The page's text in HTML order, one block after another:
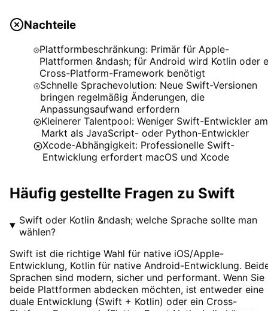
Nachteile
Plattformbeschränkung: Primär für Apple-
Plattformen &ndash; für Android wird Kotlin oder
Cross-Platform-Framework benötigt
Schnelle Sprachevolution: Neue Swift-Versionen
bringen regelmäßig Änderungen, die
Anpassungsaufwand erfordern
Kleinerer Talentpool: Weniger Swift-Entwickler am
Markt als JavaScript- oder Python-Entwickler
Xcode-Abhängigkeit: Professionelle Swift-
Entwicklung erfordert macOS und Xcode
Häufig gestellte Fragen zu Swift
Swift oder Kotlin &ndash; welche Sprache sollte man
wählen?
Swift ist die richtige Wahl für native iOS/Apple-
Entwicklung, Kotlin für native Android-Entwicklung.
Sprachen sind modern, sicher und performant. Wenn Sie
beide Plattformen abdecken möchten, ist entweder eine
duale Entwicklung (Swift + Kotlin) oder ein Cross-